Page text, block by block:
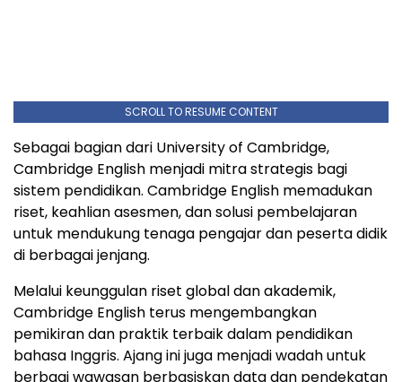
SCROLL TO RESUME CONTENT
Sebagai bagian dari University of Cambridge,
Cambridge English menjadi mitra strategis bagi
sistem pendidikan. Cambridge English memadukan
riset, keahlian asesmen, dan solusi pembelajaran
untuk mendukung tenaga pengajar dan peserta didik
di berbagai jenjang.
Melalui keunggulan riset global dan akademik,
Cambridge English terus mengembangkan
pemikiran dan praktik terbaik dalam pendidikan
bahasa Inggris. Ajang ini juga menjadi wadah untuk
berbagi wawasan berbasiskan data dan pendekatan